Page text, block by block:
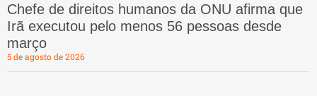
Chefe de direitos humanos da ONU afirma que
Irã executou pelo menos 56 pessoas desde
março
5 de agosto de 2026